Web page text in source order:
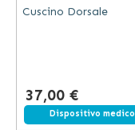
Cuscino Dorsale
37,00 €
Dispositivo medico